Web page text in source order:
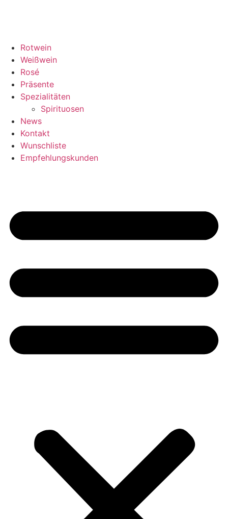
Rotwein
Weißwein
Rosé
Präsente
Spezialitäten
Spirituosen
News
Kontakt
Wunschliste
Empfehlungskunden